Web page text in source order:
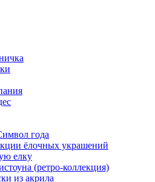
года
ёлочных украшений
елку
(ретро-коллекция)
из акрила